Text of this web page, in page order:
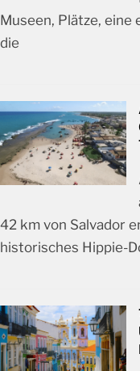
Museen, Plätze, eine
die
42 km von Salvador
historisches Hippie-